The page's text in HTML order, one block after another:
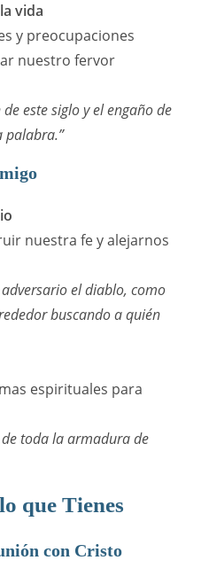
vida
y preocupaciones
nuestro fervor
de este siglo y el engaño de
palabra.”
nuestra fe y alejarnos
adversario el diablo, como
buscando a quién
espirituales para
de toda la armadura de
que Tienes
con Cristo